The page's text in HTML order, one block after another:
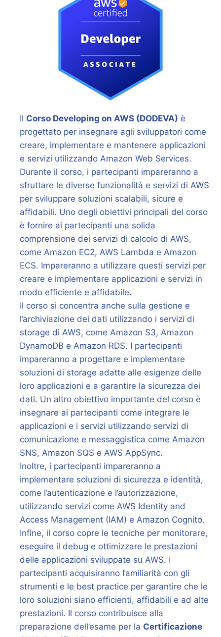
Il Corso Developing on AWS (DODEVA) è
progettato per insegnare agli sviluppatori come
creare, implementare e mantenere applicazioni
e servizi utilizzando Amazon Web Services.
Durante il corso, i partecipanti impareranno a
sfruttare le diverse funzionalità e servizi di AWS
per sviluppare soluzioni scalabili, sicure e
affidabili. Uno degli obiettivi principali del corso
è fornire ai partecipanti una solida
comprensione dei servizi di calcolo di AWS,
come Amazon EC2, AWS Lambda e Amazon
ECS. Impareranno a utilizzare questi servizi per
creare e implementare applicazioni e servizi in
modo efficiente e affidabile.
Il corso si concentra anche sulla gestione e
l’archiviazione dei dati utilizzando i servizi di
storage di AWS, come Amazon S3, Amazon
DynamoDB e Amazon RDS. I partecipanti
impareranno a progettare e implementare
soluzioni di storage adatte alle esigenze delle
loro applicazioni e a garantire la sicurezza dei
dati. Un altro obiettivo importante del corso è
insegnare ai partecipanti come integrare le
applicazioni e i servizi utilizzando servizi di
comunicazione e messaggistica come Amazon
SNS, Amazon SQS e AWS AppSync.
Inoltre, i partecipanti impareranno a
implementare soluzioni di sicurezza e identità,
come l’autenticazione e l’autorizzazione,
utilizzando servizi come AWS Identity and
Access Management (IAM) e Amazon Cognito.
Infine, il corso copre le tecniche per monitorare,
eseguire il debug e ottimizzare le prestazioni
delle applicazioni sviluppate su AWS. I
partecipanti acquisiranno familiarità con gli
strumenti e le best practice per garantire che le
loro soluzioni siano efficienti, affidabili e ad alte
prestazioni. Il corso contribuisce alla
preparazione dell’esame per la Certificazione